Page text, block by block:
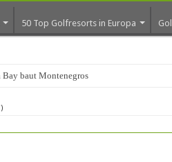
50 Top Golfresorts in Europa
baut Montenegros erste Golf-Community